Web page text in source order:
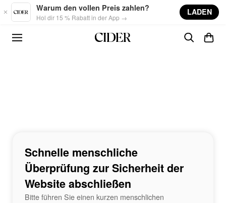
Skip to main content
Warum den vollen Preis zahlen?
Hol dir 15 % Rabatt in der App →
LADEN
Schnelle menschliche
Überprüfung zur Sicherheit der
Website abschließen
Bitte führen Sie einen kurzen menschlichen